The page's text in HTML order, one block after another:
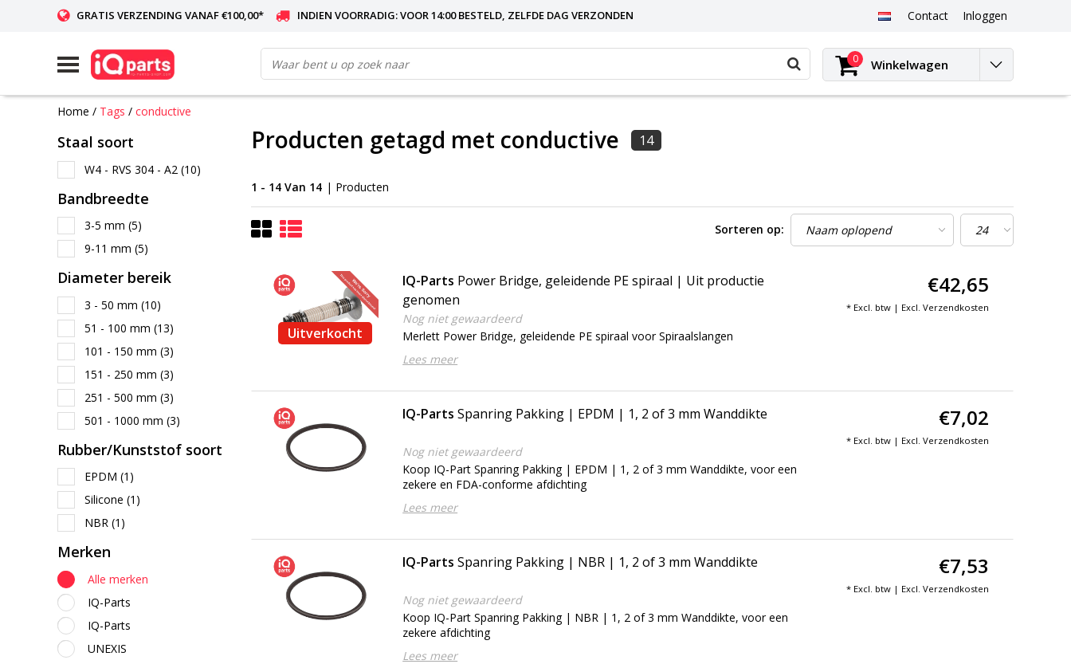
GRATIS VERZENDING VANAF €100,00* INDIEN VOORRADIG: VOOR 14:00 BESTELD, ZELFDE DAG VERZONDEN Contact Inloggen
0 Winkelwagen
Home / Tags / conductive
Staal soort
W4 - RVS 304 - A2 (10)
Bandbreedte
3-5 mm (5)
9-11 mm (5)
Diameter bereik
3 - 50 mm (10)
51 - 100 mm (13)
101 - 150 mm (3)
151 - 250 mm (3)
251 - 500 mm (3)
501 - 1000 mm (3)
Rubber/Kunststof soort
EPDM (1)
Silicone (1)
NBR (1)
Merken
Alle merken
IQ-Parts
IQ-Parts
UNEXIS
Producten getagd met conductive 14
1 - 14 Van 14 | Producten
Sorteren op:
Uitverkocht
IQ-Parts Power Bridge, geleidende PE spiraal | Uit productie
genomen
Nog niet gewaardeerd
Merlett Power Bridge, geleidende PE spiraal voor Spiraalslangen
Lees meer
€42,65
* Excl. btw | Excl. Verzendkosten
IQ-Parts Spanring Pakking | EPDM | 1, 2 of 3 mm Wanddikte
Nog niet gewaardeerd
Koop IQ-Part Spanring Pakking | EPDM | 1, 2 of 3 mm Wanddikte, voor een
zekere en FDA-conforme afdichting
Lees meer
€7,02
* Excl. btw | Excl. Verzendkosten
IQ-Parts Spanring Pakking | NBR | 1, 2 of 3 mm Wanddikte
Nog niet gewaardeerd
Koop IQ-Part Spanring Pakking | NBR | 1, 2 of 3 mm Wanddikte, voor een
zekere afdichting
Lees meer
€7,53
* Excl. btw | Excl. Verzendkosten